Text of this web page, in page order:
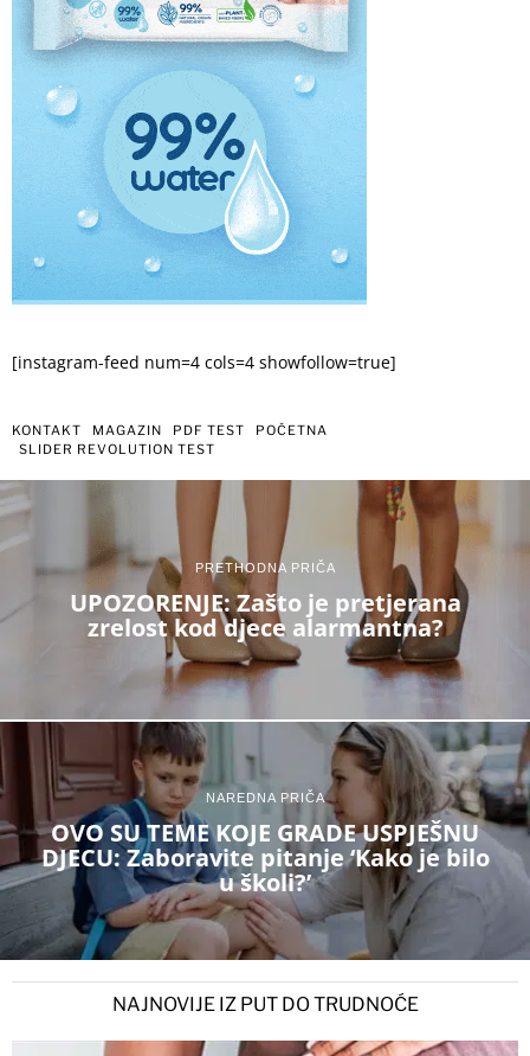
[instagram-feed num=4 cols=4 showfollow=true]
KONTAKT MAGAZIN PDF TEST
POČETNA
SLIDER REVOLUTION TEST
PRETHODNA PRIČA
UPOZORENJE: Zašto je pretjerana
zrelost kod djece alarmantna?
NAREDNA PRIČA
OVO SU TEME KOJE GRADE USPJEŠNU
DJECU: Zaboravite pitanje ‘Kako je bilo
u školi?’
NAJNOVIJE IZ PUT DO TRUDNOĆE